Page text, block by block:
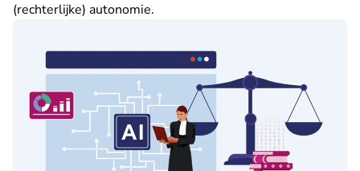
(rechterlijke) autonomie.